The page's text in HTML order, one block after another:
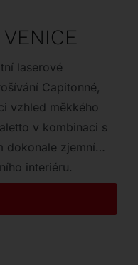
laserové
Capitonné,
vzhled měkkého
v kombinaci s
dokonale zjemní
interiéru.
prádelníků a
pro váš domov.